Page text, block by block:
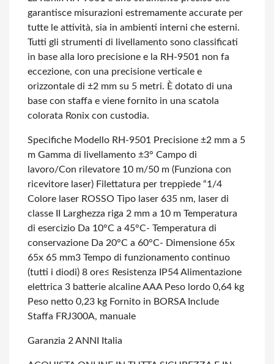
garantisce misurazioni estremamente accurate per
tutte le attività, sia in ambienti interni che esterni.
Tutti gli strumenti di livellamento sono classificati
in base alla loro precisione e la RH-9501 non fa
eccezione, con una precisione verticale e
orizzontale di ±2 mm su 5 metri. È dotato di una
base con staffa e viene fornito in una scatola
colorata Ronix con custodia.
Specifiche Modello RH-9501
Precisione ±2 mm a 5
m Gamma di livellamento ±3° Campo di
lavoro/Con rilevatore 10 m/50 m (Funziona con
ricevitore laser) Filettatura per treppiede “1/4
Colore laser ROSSO Tipo laser 635 nm, laser di
classe II
Larghezza riga 2 mm a 10 m Temperatura
di esercizio Da 10°C a 45°C- Temperatura di
conservazione Da 20°C a 60°C- Dimensione 65x
65x 65 mm3 Tempo di funzionamento continuo
(tutti i diodi) 8 ore≤ Resistenza IP54Alimentazione
elettrica 3 batterie alcaline AAAPeso lordo 0,64 kg
Peso netto 0,23 kg Fornito in BORSAInclude
Staffa FRJ300A, manuale
Garanzia 2 ANNI Italia